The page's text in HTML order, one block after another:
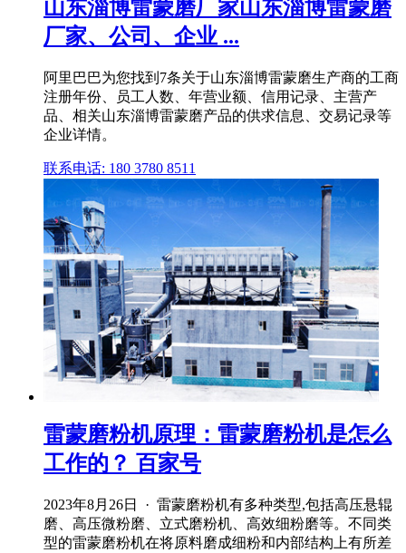
山东淄博雷蒙磨厂家山东淄博雷蒙磨
厂家、公司、企业 ...
阿里巴巴为您找到7条关于山东淄博雷蒙磨生产商的工商
注册年份、员工人数、年营业额、信用记录、主营产
品、相关山东淄博雷蒙磨产品的供求信息、交易记录等
企业详情。
联系电话: 180 3780 8511
雷蒙磨粉机原理：雷蒙磨粉机是怎么
工作的？ 百家号
2023年8月26日 · 雷蒙磨粉机有多种类型,包括高压悬辊
磨、高压微粉磨、立式磨粉机、高效细粉磨等。不同类
型的雷蒙磨粉机在将原料磨成细粉和内部结构上有所差